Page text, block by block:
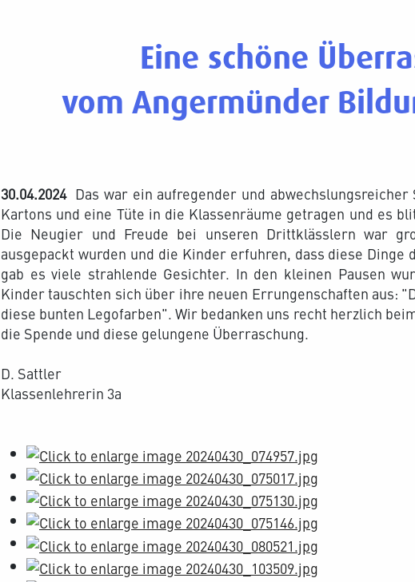
Eine schöne
vom Angermünder
30.04.2024Das war ein aufregender und abwechslungsreicher
Kartons und eine Tüte in die Klassenräume getragen und es
Die Neugier und Freude bei unseren Drittklässlern war
ausgepackt wurden und die Kinder erfuhren, dass diese Dinge
gab es viele strahlende Gesichter. In den kleinen Pausen
Kinder tauschten sich über ihre neuen Errungenschaften aus:
diese bunten Legofarben". Wir bedanken uns recht herzlich
die Spende und diese gelungene Überraschung.
D. Sattler
Klassenlehrerin 3a